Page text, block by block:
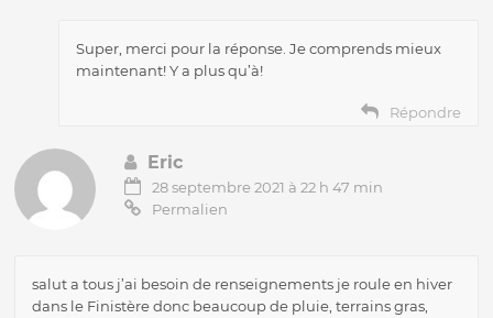
Super, merci pour la réponse. Je comprends mieux
maintenant! Y a plus qu’à!
Répondre
Eric
28 septembre 2021 à 22 h 47 min
Permalien
salut a tous j’ai besoin de renseignements je roule en hiver
dans le Finistère donc beaucoup de pluie, terrains gras,